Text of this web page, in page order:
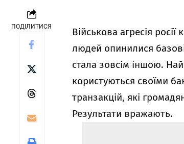
ПОДІЛИТИСЯ
Військова агресія
людей опинилися
стала зовсім іншою.
користуються своїми
транзакцій, які
Результати вражають.